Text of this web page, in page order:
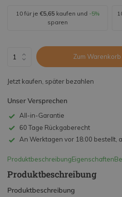
10 für je €5,65 kaufen und -5%
sparen
Zum
Jetzt kaufen, später bezahlen
Unser Versprechen
All-in-Garantie
60 Tage Rückgaberecht
An Werktagen vor 18:00 bestellt,
ProduktbeschreibungEigenschaften
Produktbeschreibung
Produktbeschreibung